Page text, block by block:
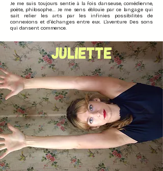
Je me suis toujours sentie à la fois danseuse, comédienne,
poète, philosophe… Je me sens éblouie par ce langage qui
sait relier les arts par les infinies possibilités de
connexions et d’échanges entre eux. L’aventure Des sons
qui dansent commence.
JULIETTE